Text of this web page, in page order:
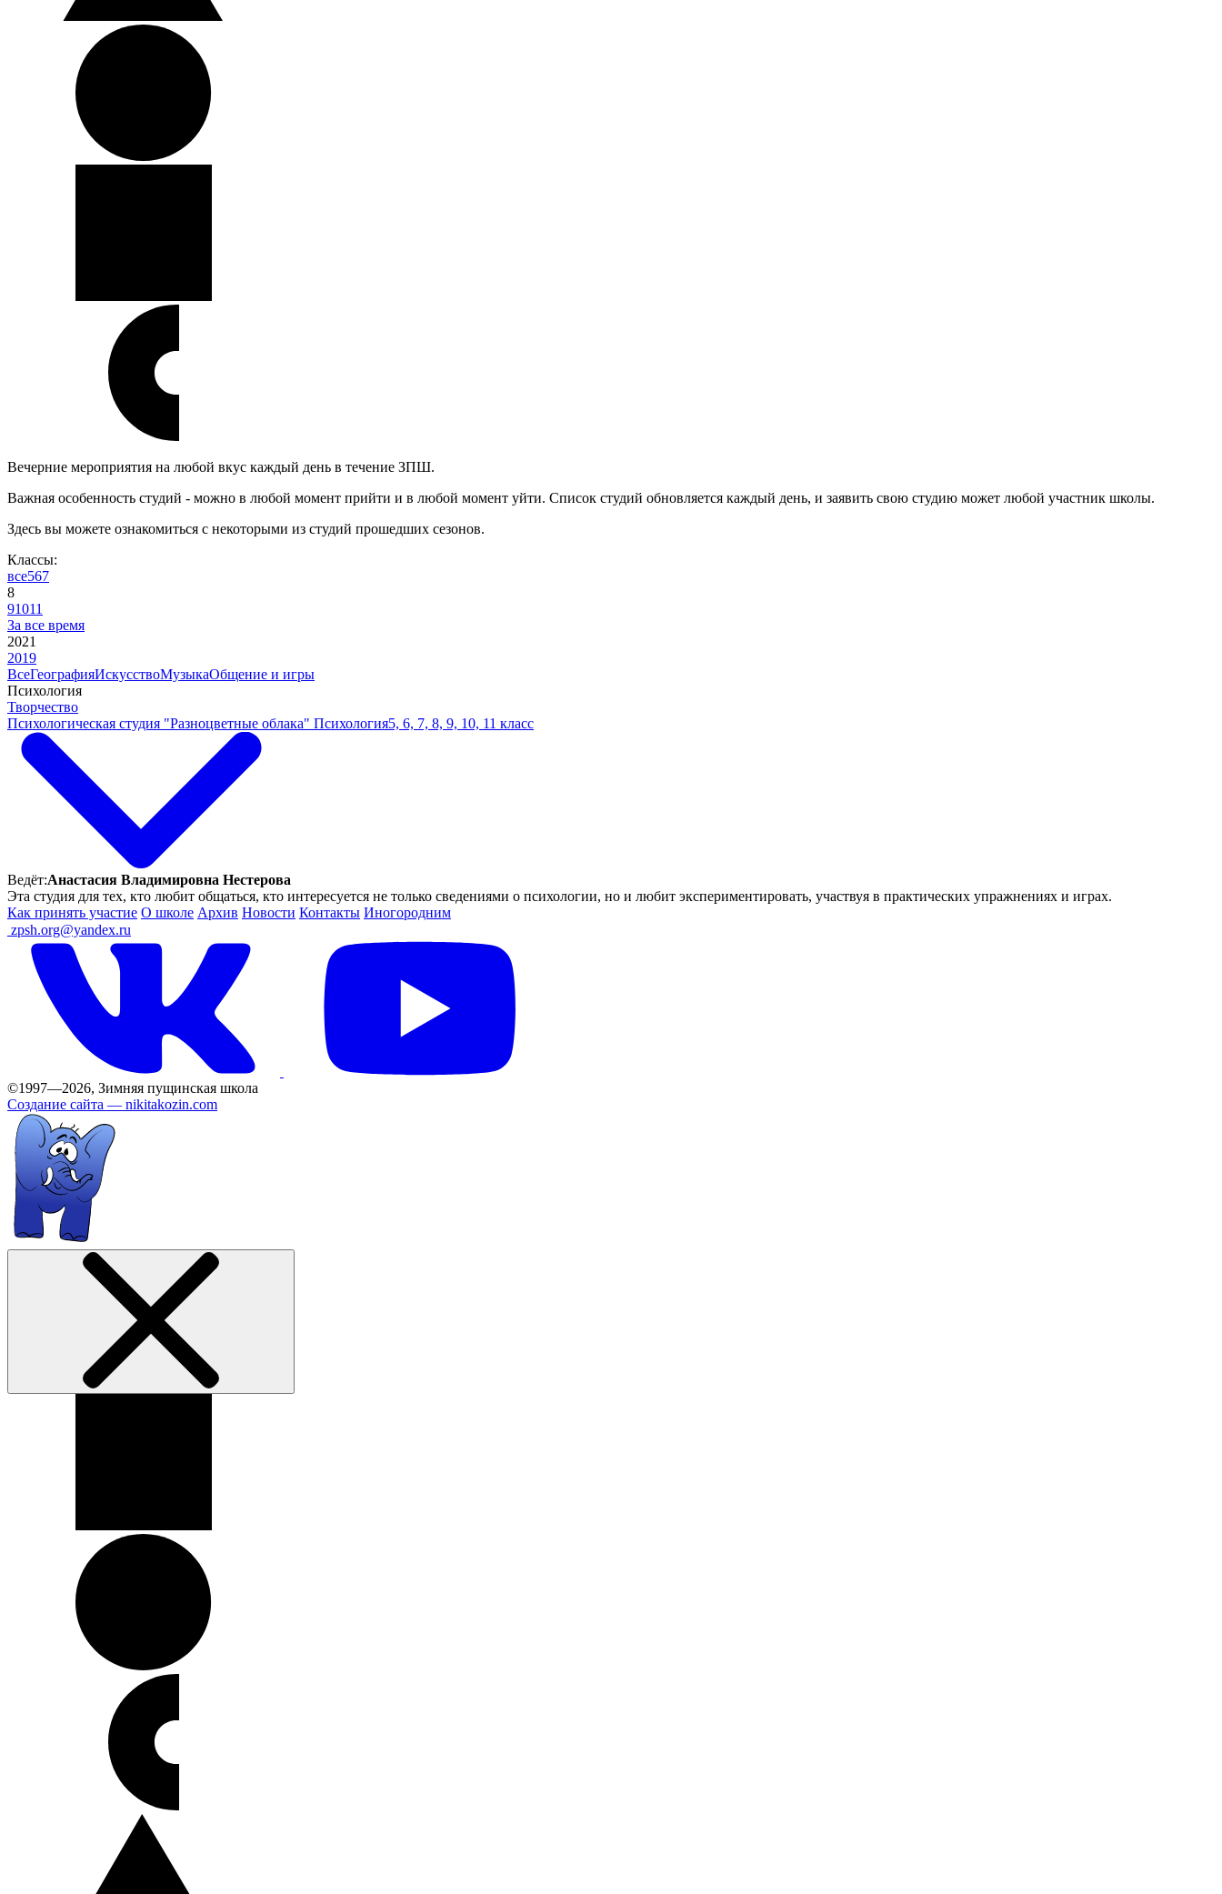
Вечерние мероприятия на любой вкус каждый день в течение ЗПШ.
Важная особенность студий - можно в любой момент прийти и в любой момент уйти. Список студий обновляется каждый день, и заявить свою студию может любой участник школы.
Здесь вы можете ознакомиться с некоторыми из студий прошедших сезонов.
Классы:
все567
8
91011
За все время
2021
2019
ВсеГеографияИскусствоМузыкаОбщение и игры
Психология
Творчество
Психологическая студия "Разноцветные облака" Психология5, 6, 7, 8, 9, 10, 11 класс
Ведёт:Анастасия Владимировна Нестерова
Эта студия для тех, кто любит общаться, кто интересуется не только сведениями о психологии, но и любит экспериментировать, участвуя в практических упражнениях и играх.
Как принять участие О школе Архив Новости Контакты Иногородним
zpsh.org@yandex.ru
©1997—2026, Зимняя пущинская школа
Создание сайта — nikitakozin.com